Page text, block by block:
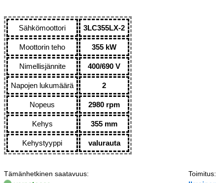
Sähkömoottori 3LC355LX-2
Moottorin teho 355 kW
Nimellisjännite 400/690 V
Napojen lukumäärä 2
Nopeus 2980 rpm
Kehys 355 mm
Kehystyyppi valurauta
Tämänhetkinen saatavuus:
Toimitus: